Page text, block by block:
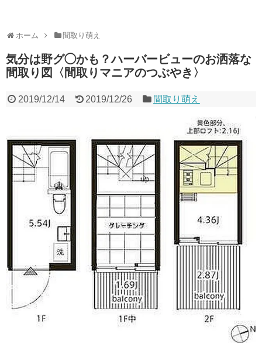
ホーム 間取り萌え
気分は野グ◯かも？ハーバービューのお洒落な
間取り図〈間取りマニアのつぶやき〉
2019/12/14 2019/12/26 間取り萌え